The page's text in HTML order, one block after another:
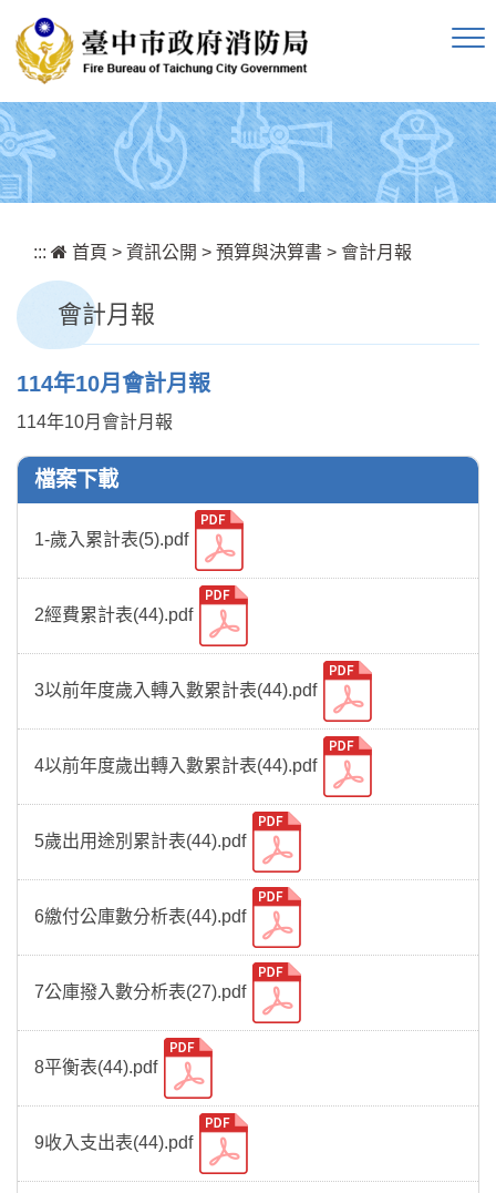
::: 首頁 > 資訊公開 > 預算與決算書 > 會計月報
會計月報
114年10月會計月報
114年10月會計月報
檔案下載
1-歲入累計表(5).pdf
2經費累計表(44).pdf
3以前年度歲入轉入數累計表(44).pdf
4以前年度歲出轉入數累計表(44).pdf
5歲出用途別累計表(44).pdf
6繳付公庫數分析表(44).pdf
7公庫撥入數分析表(27).pdf
8平衡表(44).pdf
9收入支出表(44).pdf